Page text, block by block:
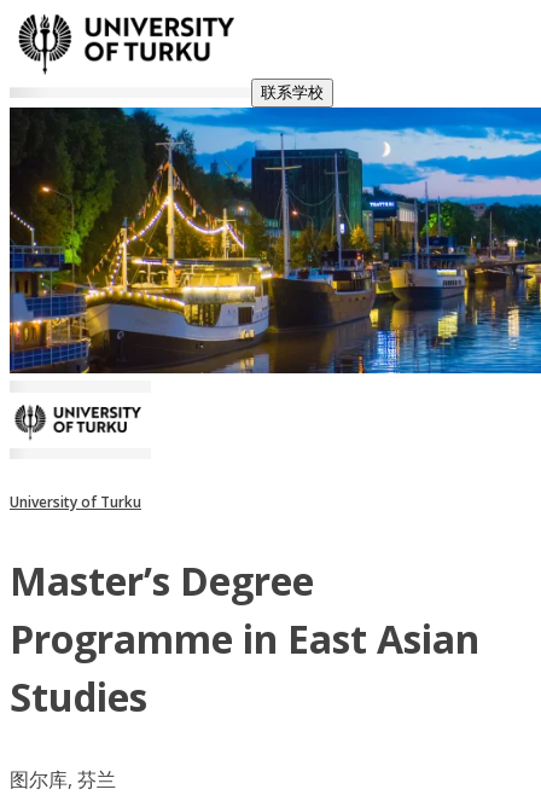
联系学校
University of Turku
Master’s Degree
Programme in East Asian
Studies
图尔库, 芬兰